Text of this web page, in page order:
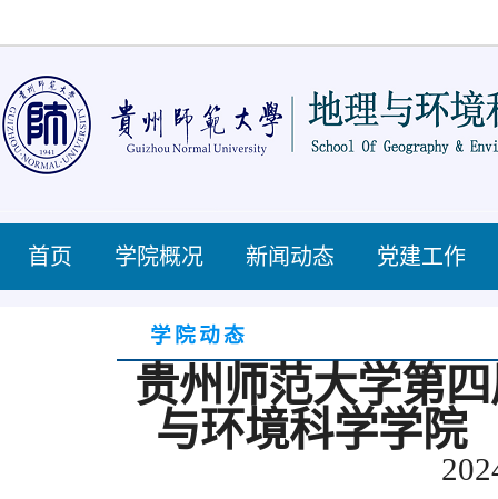
首页 学院概况 新闻动态 党建工作
学院动态
贵州师范大学第
与环境科学学院